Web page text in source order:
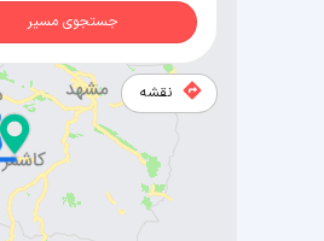
جستجوی مسیر
نقشه